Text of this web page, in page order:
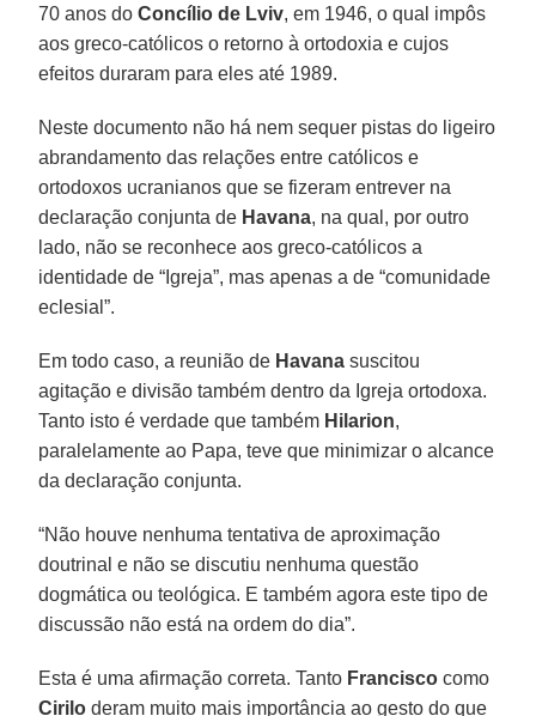
70 anos doConcílio de Lviv, em 1946, o qual impôs
aos greco-católicos o retorno à ortodoxia e cujos
efeitos duraram para eles até 1989.
Neste documento não há nem sequer pistas do ligeiro
abrandamento das relações entre católicos e
ortodoxos ucranianos que se fizeram entrever na
declaração conjunta de Havana, na qual, por outro
lado, não se reconhece aos greco-católicos a
identidade de “Igreja”, mas apenas a de “comunidade
eclesial”.
Em todo caso, a reunião de Havana suscitou
agitação e divisão também dentro da Igreja ortodoxa.
Tanto isto é verdade que também Hilarion,
paralelamente ao Papa, teve que minimizar o alcance
da declaração conjunta.
“Não houve nenhuma tentativa de aproximação
doutrinal e não se discutiu nenhuma questão
dogmática ou teológica. E também agora este tipo de
discussão não está na ordem do dia”.
Esta é uma afirmação correta. Tanto Francisco como
Cirilo deram muito mais importância ao gesto do que